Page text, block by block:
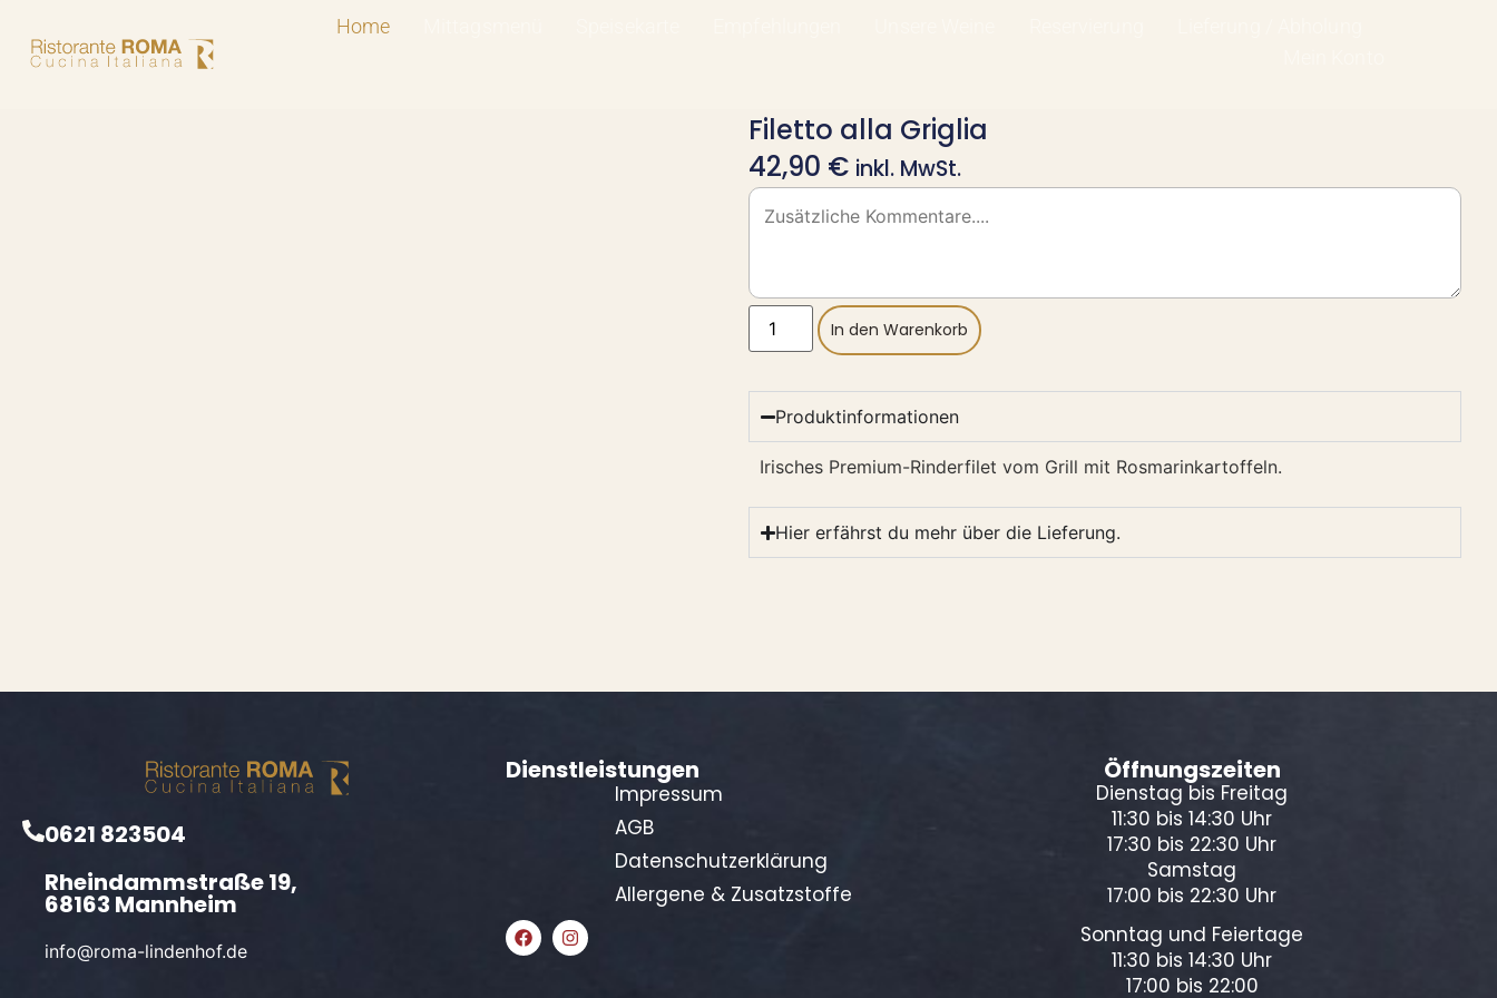
Home
Filetto alla Griglia
42,90 € inkl. MwSt.
In den Warenkorb
Produktinformationen
Irisches Premium-Rinderfilet vom Grill mit Rosmarinkartoffeln.
Hier erfährst du mehr über die Lieferung.
0621 823504
Rheindammstraße 19,
68163 Mannheim
info@roma-lindenhof.de
Dienstleistungen
Impressum
AGB
Datenschutzerklärung
Allergene & Zusatzstoffe
Öffnungszeiten
Dienstag bis Freitag
11:30 bis 14:30 Uhr
17:30 bis 22:30 Uhr
Samstag
17:00 bis 22:30 Uhr
Sonntag und Feiertage
11:30 bis 14:30 Uhr
17:00 bis 22:00